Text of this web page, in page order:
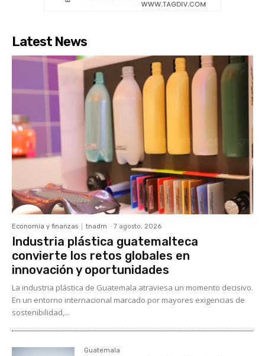
Latest News
Economía y finanzas tnadm - 7 agosto, 2026
Industria plástica guatemalteca
convierte los retos globales en
innovación y oportunidades
La industria plástica de Guatemala atraviesa un momento decisivo.
En un entorno internacional marcado por mayores exigencias de
sostenibilidad,...
Guatemala